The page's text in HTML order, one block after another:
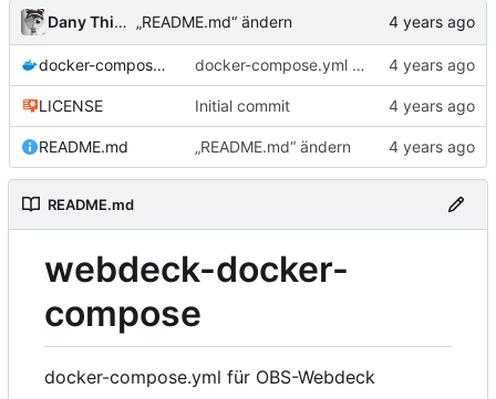
Dany Thinnes „README.md“ ändern
docker-compose.yml docker-compose.yml für OBS-Webdeck 0.1.0
LICENSE Initial commit
README.md „README.md“ ändern
README.md
webdeck-docker-
compose
docker-compose.yml für OBS-Webdeck